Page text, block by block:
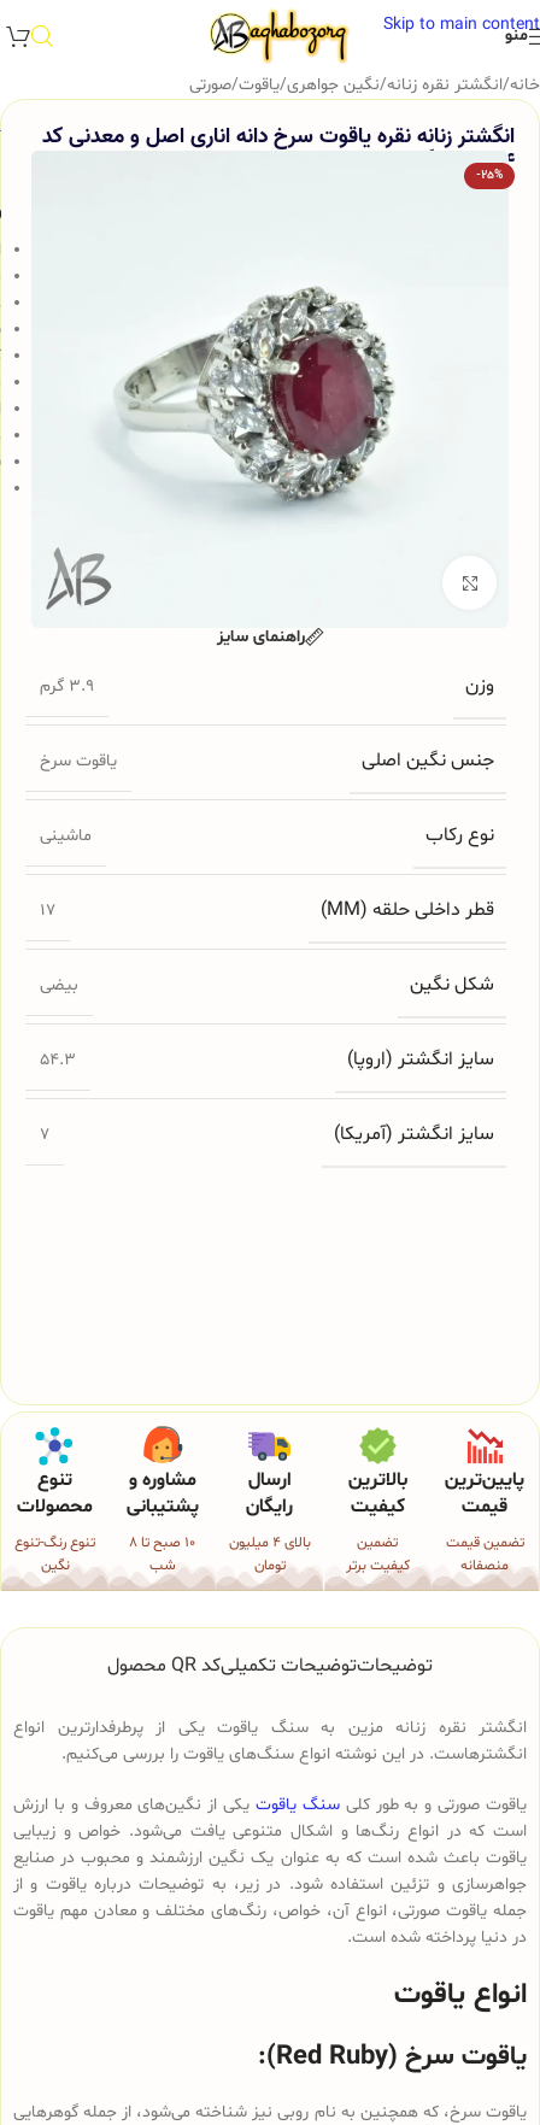
Skip to main content
منو
خانه/انگشتر نقره زنانه/نگین جواهری/یاقوت/صورتی
انگشتر زنانه نقره یاقوت سرخ دانه اناری اصل و معدنی کد
314 آقابزرگ
-25%
وزن 3.9 گرم
جنس نگین اصلی یاقوت سرخ
نوع رکاب ماشینی
قطر داخلی حلقه (MM) 17
شکل نگین بیضی
سایز انگشتر (اروپا) 54.3
سایز انگشتر (آمریکا) 7
راهنمای سایز
پایین‌ترین
قیمت
تضمین قیمت
منصفانه
بالاترین
کیفیت
تضمین
کیفیت برتر
ارسال
رایگان
بالای 4 میلیون
تومان
مشاوره و
پشتیبانی
10 صبح تا 8
شب
تنوع
محصولات
تنوع رنگ-تنوع
نگین
توضیحاتتوضیحات تکمیلیکد QR محصول
انگشتر نقره زنانه مزین به سنگ یاقوت یکی از پرطرفدارترین انواع
انگشترهاست. در این نوشته انواع سنگ‌های یاقوت را بررسی می‌کنیم.
یاقوت صورتی و به طور کلیسنگ یاقوت یکی از نگین‌های معروف و با ارزش
است که در انواع رنگ‌ها و اشکال متنوعی یافت می‌شود. خواص و زیبایی
یاقوت باعث شده است که به عنوان یک نگین ارزشمند و محبوب در صنایع
جواهرسازی و تزئین استفاده شود. در زیر، به توضیحات درباره یاقوت و از
جمله یاقوت صورتی، انواع آن، خواص، رنگ‌های مختلف و معادن مهم یاقوت
در دنیا پرداخته شده است.
انواع یاقوت
یاقوت سرخ (Red Ruby):
یاقوت سرخ، که همچنین به نام روبی نیز شناخته می‌شود، از جمله گوهرهایی